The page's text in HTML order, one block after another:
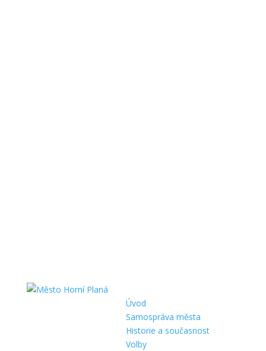
Úvod
Samospráva města
Historie a současnost
Volby